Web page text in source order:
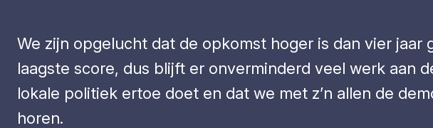
We zijn opgelucht dat de opkomst hoger is dan vier
laagste score, dus blijft er onverminderd veel werk aan
lokale politiek ertoe doet en dat we met z’n allen de
horen.